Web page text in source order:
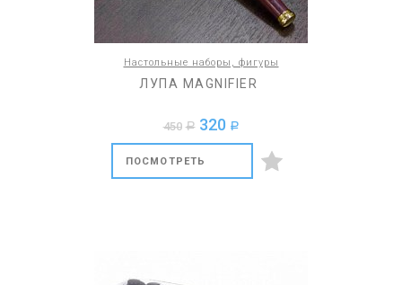
Настольные наборы, фигуры
ЛУПА MAGNIFIER
450 a 320 a
ПОСМОТРЕТЬ